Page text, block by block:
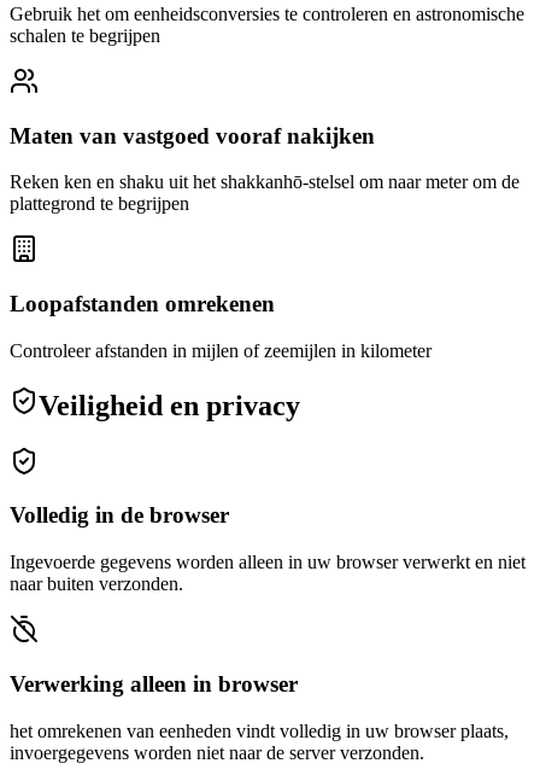
Gebruik het om eenheidsconversies te controleren en astronomische
schalen te begrijpen
Maten van vastgoed vooraf nakijken
Reken ken en shaku uit het shakkanhō-stelsel om naar meter om de
plattegrond te begrijpen
Loopafstanden omrekenen
Controleer afstanden in mijlen of zeemijlen in kilometer
Veiligheid en privacy
Volledig in de browser
Ingevoerde gegevens worden alleen in uw browser verwerkt en niet
naar buiten verzonden.
Verwerking alleen in browser
het omrekenen van eenheden vindt volledig in uw browser plaats,
invoergegevens worden niet naar de server verzonden.